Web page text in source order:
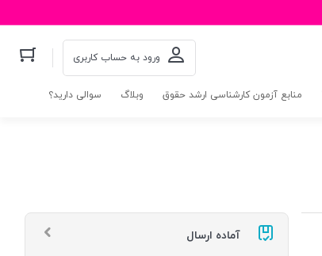
ورود به حساب کاربری
منابع آزمون کارشناسی ارشد حقوق وبلاگ سوالی دارید؟
آماده ارسال